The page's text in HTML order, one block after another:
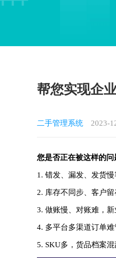
帮您实现企
二手管理系统 2023-
您是否正在被这样的问
1. 错发、漏发、发货
2. 库存不同步、客户
3. 做账慢、对账难，
4. 多平台多渠道订单难
5. SKU多，货品档案混